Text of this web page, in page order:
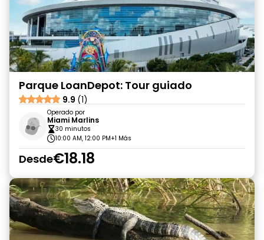
Parque LoanDepot: Tour guiado
9.9 (1)
Operado por
Miami Marlins
30 minutos
10:00 AM, 12:00 PM+1 Más
Desde€18.18